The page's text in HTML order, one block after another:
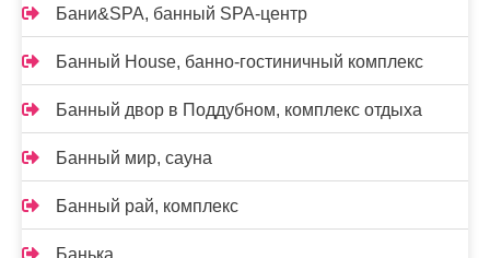
Бани&SPA, банный SPA-центр
Банный House, банно-гостиничный комплекс
Банный двор в Поддубном, комплекс отдыха
Банный мир, сауна
Банный рай, комплекс
Банька